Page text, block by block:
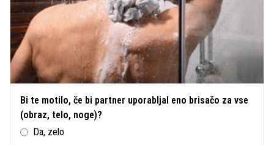
Bi te motilo, če bi partner uporabljal eno brisačo za vse
(obraz, telo, noge)?
Da, zelo